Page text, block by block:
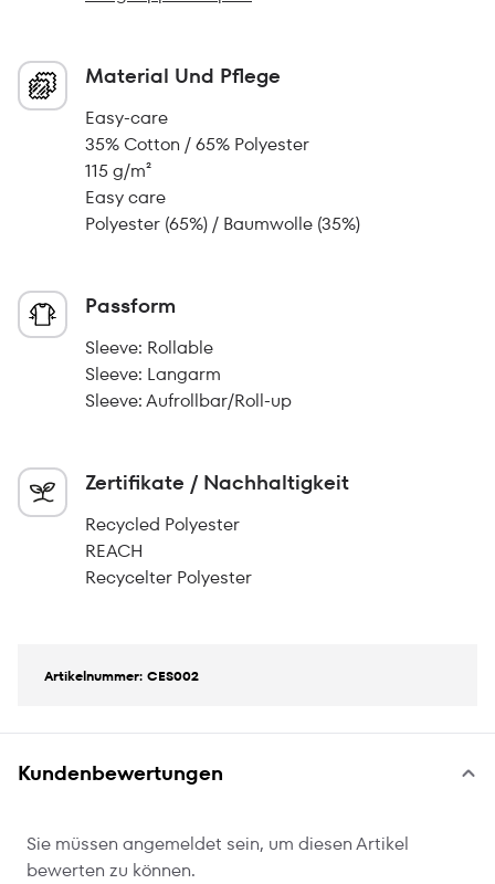
Material Und Pflege
Easy-care
35% Cotton / 65% Polyester
115 g/m²
Easy care
Polyester (65%) / Baumwolle (35%)
Passform
Sleeve: Rollable
Sleeve: Langarm
Sleeve: Aufrollbar/Roll-up
Zertifikate / Nachhaltigkeit
Recycled Polyester
REACH
Recycelter Polyester
Artikelnummer: CES002
Kundenbewertungen
Sie müssen angemeldet sein, um diesen Artikel
bewerten zu können.